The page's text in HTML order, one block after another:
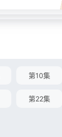
第10集
第22集